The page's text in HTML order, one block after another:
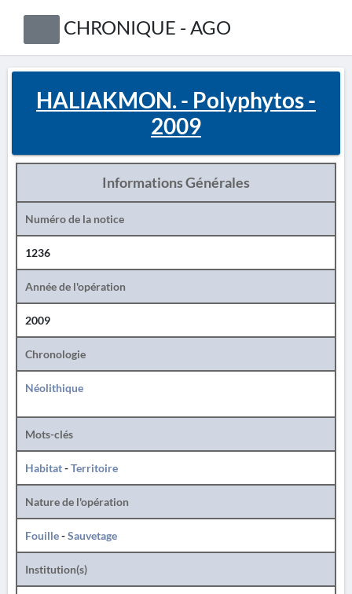
CHRONIQUE - AGO
HALIAKMON. - Polyphytos -
2009
Informations Générales
Numéro de la notice
1236
Année de l'opération
2009
Chronologie
Néolithique
Mots-clés
Habitat-Territoire
Nature de l'opération
Fouille-Sauvetage
Institution(s)